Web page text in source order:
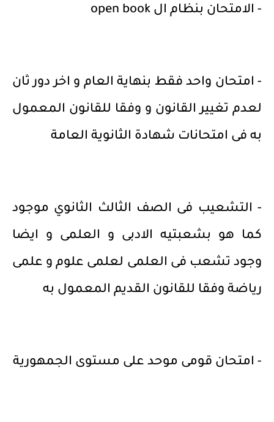
- الامتحان بنظام ال open book
- امتحان واحد فقط بنهاية العام و اخر دور ثان
لعدم تغيير القانون و وفقا للقانون المعمول
به فى امتحانات شهادة الثانوية العامة
- التشعيب فى الصف الثالث الثانوي موجود
كما هو بشعبتيه الادبى و العلمى و ايضا
وجود تشعب فى العلمى لعلمى علوم و علمى
رياضة وفقا للقانون القديم المعمول به
- امتحان قومى موحد على مستوى الجمهورية